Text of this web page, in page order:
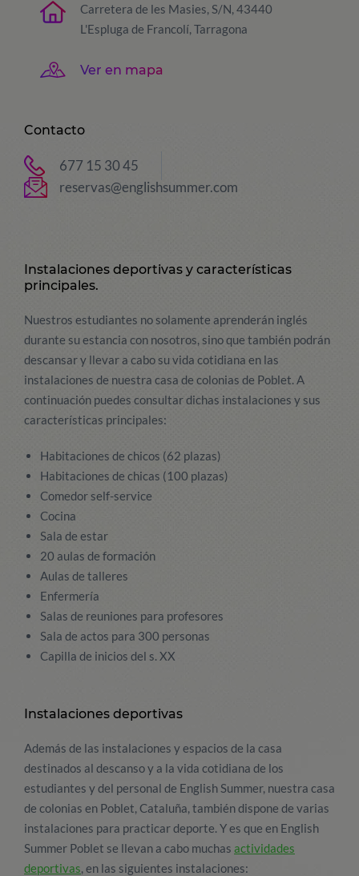
Carretera de les Masies, S/N, 43440
L'Espluga de Francolí, Tarragona
Ver en mapa
Contacto
677 15 30 45
reservas@englishsummer.com
Instalaciones deportivas y características
principales.
Nuestros estudiantes no solamente aprenderán inglés
durante su estancia con nosotros, sino que también podrán
descansar y llevar a cabo su vida cotidiana en las
instalaciones de nuestra casa de colonias de Poblet. A
continuación puedes consultar dichas instalaciones y sus
características principales:
Habitaciones de chicos (62 plazas)
Habitaciones de chicas (100 plazas)
Comedor self-service
Cocina
Sala de estar
20 aulas de formación
Aulas de talleres
Enfermería
Salas de reuniones para profesores
Sala de actos para 300 personas
Capilla de inicios del s. XX
Instalaciones deportivas
Además de las instalaciones y espacios de la casa
destinados al descanso y a la vida cotidiana de los
estudiantes y del personal de English Summer, nuestra casa
de colonias en Poblet, Cataluña, también dispone de varias
instalaciones para practicar deporte. Y es que en English
Summer Poblet se llevan a cabo muchas actividades
deportivas, en las siguientes instalaciones: